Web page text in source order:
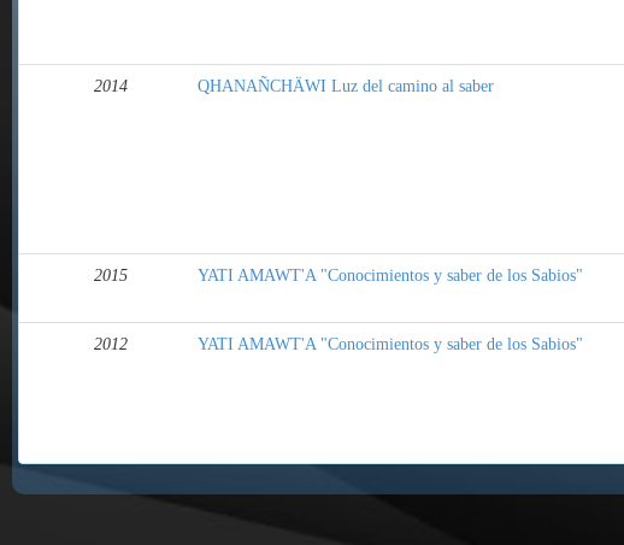
2014 QHANAÑCHÄWI Luz del camino al saber
2015 YATI AMAWT'A "Conocimientos y saber de los Sabios"
2012 YATI AMAWT'A "Conocimientos y saber de los Sabios"